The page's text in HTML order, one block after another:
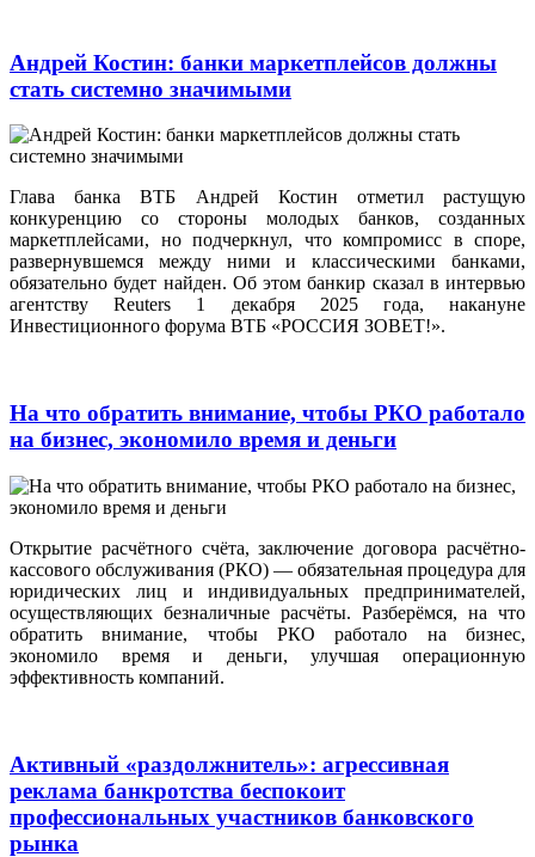
Андрей Костин: банки маркетплейсов должны
стать системно значимыми
Глава банка ВТБ Андрей Костин отметил растущую
конкуренцию со стороны молодых банков, созданных
маркетплейсами, но подчеркнул, что компромисс в споре,
развернувшемся между ними и классическими банками,
обязательно будет найден. Об этом банкир сказал в интервью
агентству Reuters 1 декабря 2025 года, накануне
Инвестиционного форума ВТБ «РОССИЯ ЗОВЕТ!».
На что обратить внимание, чтобы РКО работало
на бизнес, экономило время и деньги
Открытие расчётного счёта, заключение договора расчётно-
кассового обслуживания (РКО) — обязательная процедура для
юридических лиц и индивидуальных предпринимателей,
осуществляющих безналичные расчёты. Разберёмся, на что
обратить внимание, чтобы РКО работало на бизнес,
экономило время и деньги, улучшая операционную
эффективность компаний.
Активный «раздолжнитель»: агрессивная
реклама банкротства беспокоит
профессиональных участников банковского
рынка